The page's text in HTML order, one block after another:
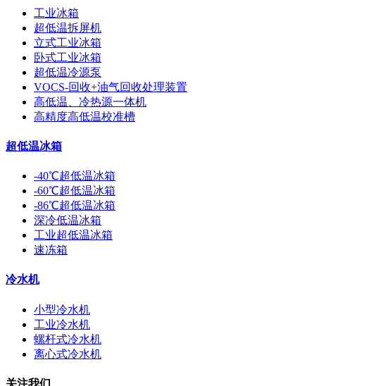
工业冰箱
超低温拆屏机
立式工业冰箱
卧式工业冰箱
超低温冷源泵
VOCS-回收+油气回收处理装置
高低温、冷热源一体机
高精度高低温校准槽
超低温冰箱
-40℃超低温冰箱
-60℃超低温冰箱
-86℃超低温冰箱
深冷低温冰箱
工业超低温冰箱
速冻箱
冷水机
小型冷水机
工业冷水机
螺杆式冷水机
离心式冷水机
关注我们